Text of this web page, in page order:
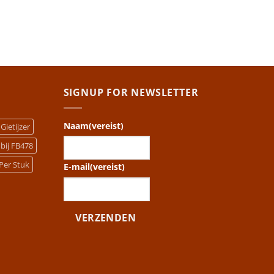
Gietijzer
FB478
Per Stuk
SIGNUP FOR NEWSLETTER
Naam(vereist)
E-mail(vereist)
VERZENDEN